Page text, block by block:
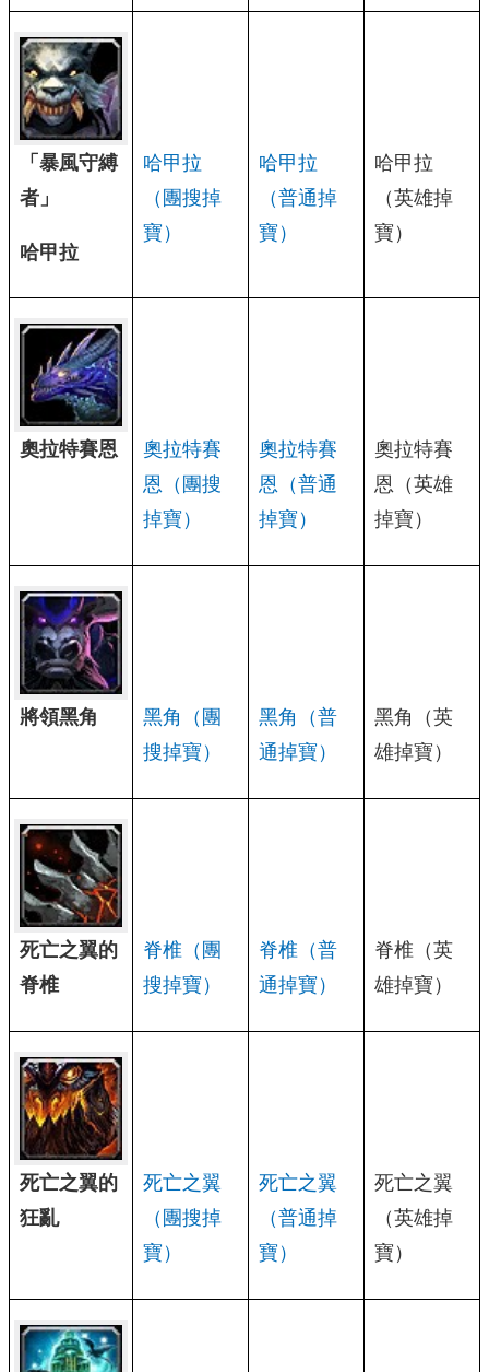
「暴風守縛
者」
哈甲拉
哈甲拉
（團搜掉
寶）
哈甲拉
（普通掉
寶）
哈甲拉
（英雄掉
寶）
奧拉特賽恩
奧拉特賽
恩（團搜
掉寶）
奧拉特賽
恩（普通
掉寶）
奧拉特賽
恩（英雄
掉寶）
將領黑角
黑角（團
搜掉寶）
黑角（普
通掉寶）
黑角（英
雄掉寶）
死亡之翼的
脊椎
脊椎（團
搜掉寶）
脊椎（普
通掉寶）
脊椎（英
雄掉寶）
死亡之翼的
狂亂
死亡之翼
（團搜掉
寶）
死亡之翼
（普通掉
寶）
死亡之翼
（英雄掉
寶）